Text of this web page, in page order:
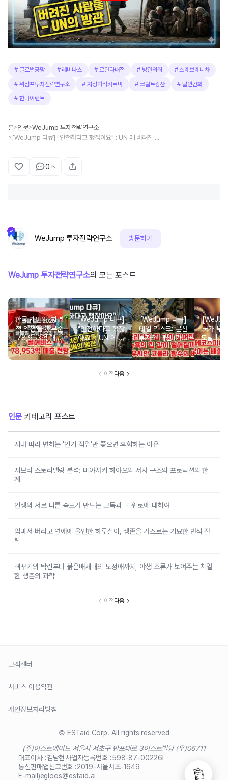
# 글로벌공망 # 레비나스 #르완다내전 # 방관의죄 #스레브레니차
# 위점프투자전략연구소 #지정학적카르마 # 코발트광산 #탈인간화
# 한나아렌트
홈>인문>WeJump 투자전략연구소
> [WeJump 다큐] "안전하다고 했잖아요" : UN 에 버려진 사람들
0
WeJump 투자전략연구소 방문하기
WeJump 투자전략연구소의 모든 포스트
한국 게임의 '치명
적 약점'을 깨부순
78,953억 매출
전망: 붉은사막은
어떻게 체질을 바
[WeJump 다큐]
"안전하다고 했잖
아요" : UN 에 버
려진 사람들
[WeJump 다큐]
테일 리스크: 분산
투자의 배신 (가우
시안 코플라 함수
의 배신)
국가 부
도달 | 에
경
이전다음
인문카테고리 포스트
시대 따라 변하는 '인기 직업'만 쫓으면 후회하는 이유
지브리 스토리텔링 분석: 미야자키 하야오의 서사 구조와 프로덕션의 한
계
인생의 서로 다른 속도가 만드는 고독과 그 위로에 대하여
입마저 버리고 연애에 올인한 하루살이, 생존을 거스르는 기묘한 번식 전
략
뻐꾸기의 탁란부터 붉은배새매의 모성애까지, 야생 조류가 보여주는 치열
한 생존의 과학
이전다음
고객센터
서비스 이용약관
개인정보처리방침
© ESTaid Corp. All rights reserved
(주)이스트에이드 서울시 서초구 반포대로 3이스트빌딩 (우)06711
대표이사 :김남현사업자등록번호 :598-87-00226
통신판매업신고번호 :2019-서울서초-1649
E-mail)egloos@estaid.ai